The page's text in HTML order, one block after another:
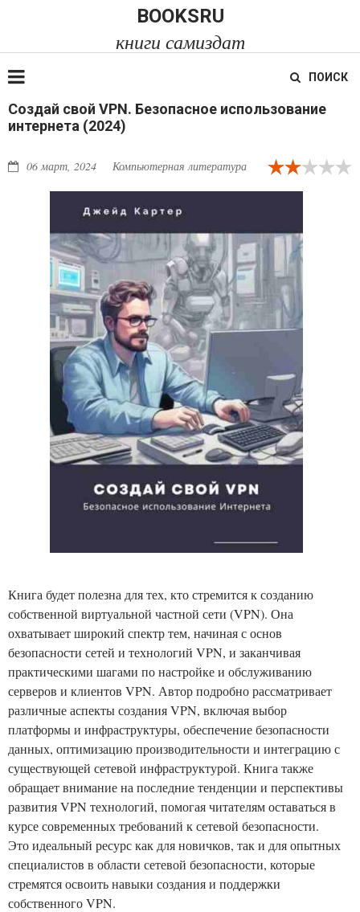
BOOKSRU
книги самиздат
ПОИСК
Создай свой VPN. Безопасное использование
интернета (2024)
06 март, 2024 Компьютерная литература
Книга будет полезна для тех, кто стремится к созданию
собственной виртуальной частной сети (VPN). Она
охватывает широкий спектр тем, начиная с основ
безопасности сетей и технологий VPN, и заканчивая
практическими шагами по настройке и обслуживанию
серверов и клиентов VPN. Автор подробно рассматривает
различные аспекты создания VPN, включая выбор
платформы и инфраструктуры, обеспечение безопасности
данных, оптимизацию производительности и интеграцию с
существующей сетевой инфраструктурой. Книга также
обращает внимание на последние тенденции и перспективы
развития VPN технологий, помогая читателям оставаться в
курсе современных требований к сетевой безопасности.
Это идеальный ресурс как для новичков, так и для опытных
специалистов в области сетевой безопасности, которые
стремятся освоить навыки создания и поддержки
собственного VPN.